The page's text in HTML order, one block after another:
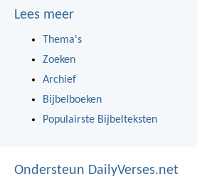
Lees meer
Thema's
Zoeken
Archief
Bijbelboeken
Populairste Bijbelteksten
Ondersteun DailyVerses.net